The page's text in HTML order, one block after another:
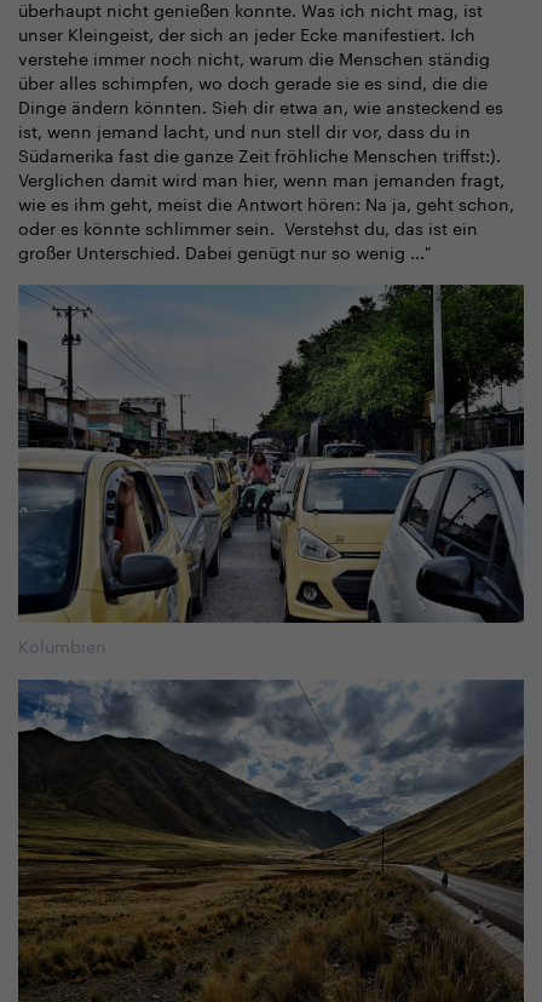
überhaupt nicht genießen konnte. Was ich nicht mag, ist
unser Kleingeist, der sich an jeder Ecke manifestiert. Ich
verstehe immer noch nicht, warum die Menschen ständig
über alles schimpfen, wo doch gerade sie es sind, die die
Dinge ändern könnten. Sieh dir etwa an, wie ansteckend es
ist, wenn jemand lacht, und nun stell dir vor, dass du in
Südamerika fast die ganze Zeit fröhliche Menschen triffst:).
Verglichen damit wird man hier, wenn man jemanden fragt,
wie es ihm geht, meist die Antwort hören: Na ja, geht schon,
oder es könnte schlimmer sein. Verstehst du, das ist ein
großer Unterschied. Dabei genügt nur so wenig ..."
Kolumbien